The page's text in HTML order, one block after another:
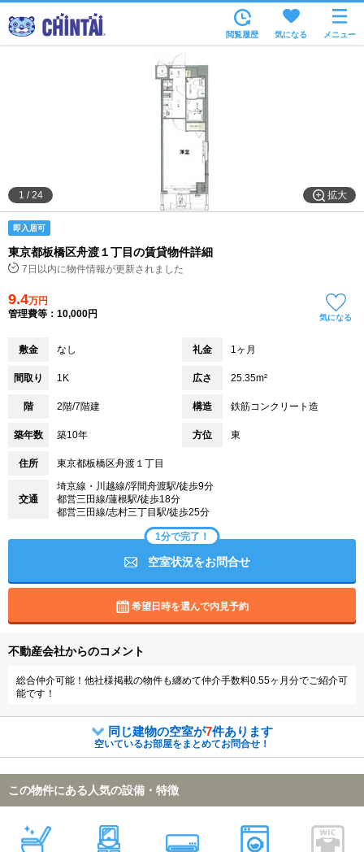
沿線・駅から
住所から
家賃相場から
通勤通学時間から
物件特集から
不動産会社から
閲覧履歴 気になる メニュー
拡大
1 /24
即入居可
東京都板橋区舟渡１丁目の賃貸物件詳細
7日以内に物件情報が更新されました
9.4万円
管理費等：10,000円
気になる
敷金 なし 礼金 1ヶ月
間取り 1K 広さ 25.35m²
階 2階/7階建 構造 鉄筋コンクリート造
築年数 築10年 方位 東
住所 東京都板橋区舟渡１丁目
交通
埼京線・川越線/浮間舟渡駅/徒歩9分
都営三田線/蓮根駅/徒歩18分
都営三田線/志村三丁目駅/徒歩25分
1分で完了！
空室状況をお問合せ
希望日時を選んで内見予約
不動産会社からのコメント
総合仲介可能！他社様掲載の物件も纏めて仲介手数料0.55ヶ月分でご紹介可
能です！
同じ建物の空室が7件あります
空いているお部屋をまとめてお問合せ！
この物件にある人気の設備・特徴